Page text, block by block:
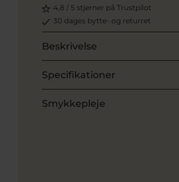
4,8 / 5 stjerner på Trustpilot
30 dages bytte- og returret
Beskrivelse
Specifikationer
Smykkepleje